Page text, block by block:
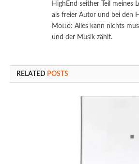
HighEnd seither Teil meines
als freier Autor und bei den
Motto: Alles kann nichts
und der Musik zählt.
RELATED POSTS